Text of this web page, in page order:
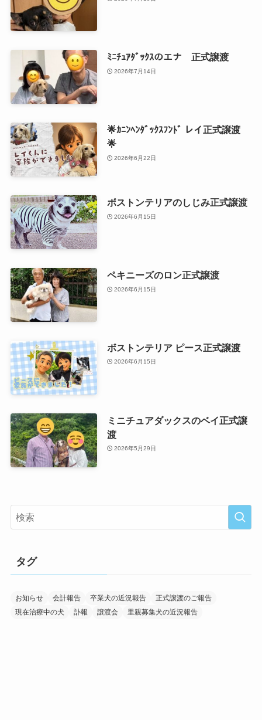
ﾐﾆﾁｭｱﾀﾞｯｸｽのエナ 正式譲渡
2026年7月14日
🌟ｶﾆﾝﾍﾝﾀﾞｯｸｽﾌﾝﾄﾞ レイ正式譲渡
🌟
2026年6月22日
ボストンテリアのしじみ正式譲渡
2026年6月15日
ペキニーズのロン正式譲渡
2026年6月15日
ボストンテリア ピース正式譲渡
2026年6月15日
ミニチュアダックスのベイ正式譲
渡
2026年5月29日
タグ
お知らせ 会計報告 卒業犬の近況報告
正式譲渡のご報告
現在治療中の犬
訃報 譲渡会 里親募集犬の近況報告